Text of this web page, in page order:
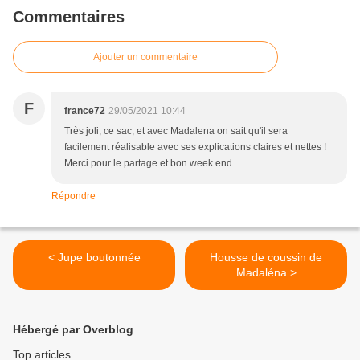
Commentaires
Ajouter un commentaire
F france72 29/05/2021 10:44
Très joli, ce sac, et avec Madalena on sait qu'il sera
facilement réalisable avec ses explications claires et nettes !
Merci pour le partage et bon week end
Répondre
< Jupe boutonnée
Housse de coussin de
Madaléna >
Hébergé par Overblog
Top articles